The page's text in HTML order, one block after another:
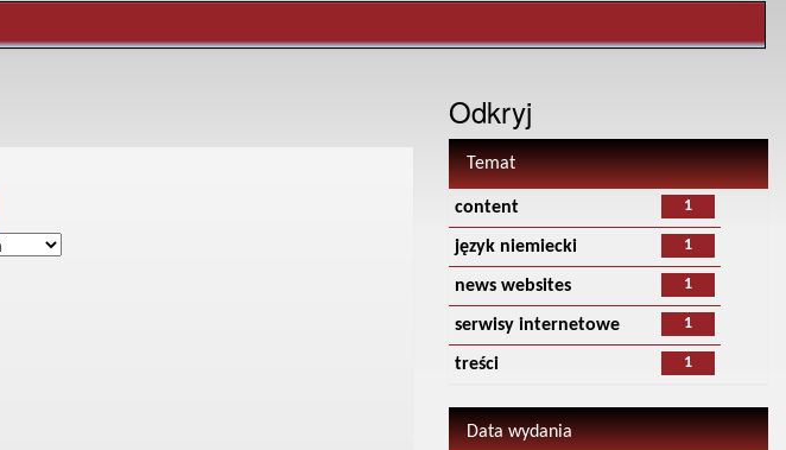
Odkryj
Temat
1
content
1
język niemiecki
1
news websites
1
serwisy internetowe
1
treści
Data wydania